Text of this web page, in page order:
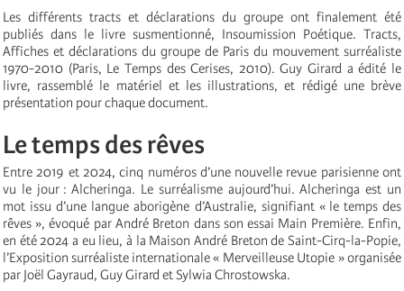
Les différents tracts et déclarations du groupe ont finalement été
publiés dans le livre susmentionné, Insoumission Poétique. Tracts,
Affiches et déclarations du groupe de Paris du mouvement surréaliste
1970-2010 (Paris, Le Temps des Cerises, 2010). Guy Girard a édité le
livre, rassemblé le matériel et les illustrations, et rédigé une brève
présentation pour chaque document.
Le temps des rêves
Entre 2019 et 2024, cinq numéros d’une nouvelle revue parisienne ont
vu le jour : Alcheringa. Le surréalisme aujourd’hui. Alcheringa est un
mot issu d’une langue aborigène d’Australie, signifiant « le temps des
rêves », évoqué par André Breton dans son essai Main Première. Enfin,
en été 2024 a eu lieu, à la Maison André Breton de Saint-Cirq-la-Popie,
l’Exposition surréaliste internationale « Merveilleuse Utopie » organisée
par Joël Gayraud, Guy Girard et Sylwia Chrostowska.